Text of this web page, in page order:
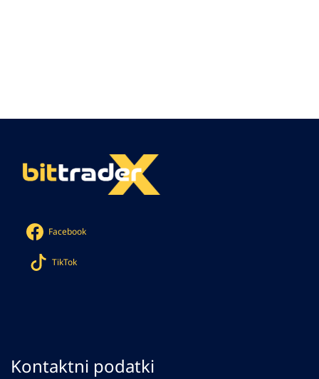
Facebook
TikTok
Kontaktni podatki